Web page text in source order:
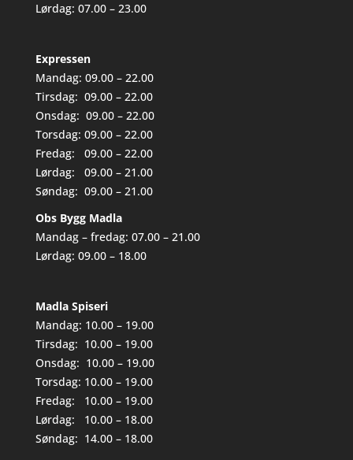
Lørdag: 07.00 – 23.00
Expressen
Mandag: 09.00 – 22.00
Tirsdag: 09.00 – 22.00
Onsdag: 09.00 – 22.00
Torsdag: 09.00 – 22.00
Fredag: 09.00 – 22.00
Lørdag: 09.00 – 21.00
Søndag: 09.00 – 21.00
Obs Bygg Madla
Mandag – fredag: 07.00 – 21.00
Lørdag: 09.00 – 18.00
Madla Spiseri
Mandag: 10.00 – 19.00
Tirsdag: 10.00 – 19.00
Onsdag: 10.00 – 19.00
Torsdag: 10.00 – 19.00
Fredag: 10.00 – 19.00
Lørdag: 10.00 – 18.00
Søndag: 14.00 – 18.00